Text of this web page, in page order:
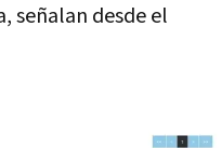
señalan desde el